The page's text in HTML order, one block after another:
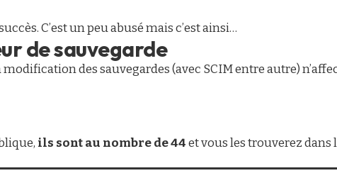
C’est un peu abusé mais c’est ainsi…
de sauvegarde
des sauvegardes (avec SCIM entre autre)
ils sont au nombre de 44et vous les trouverez dans